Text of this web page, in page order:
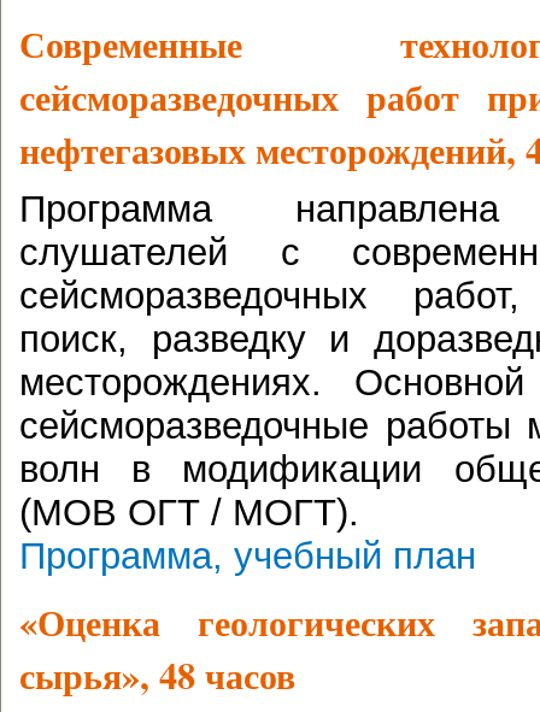
Современные
сейсморазведочных работ
нефтегазовых месторождений,
Программа
слушателей с
сейсморазведочных
поиск, разведку и
месторождениях.
сейсморазведочные работы
волн в модификации
(МОВ ОГТ / МОГТ).
Программа, учебный план
«Оценка геологических
сырья», 48 часов